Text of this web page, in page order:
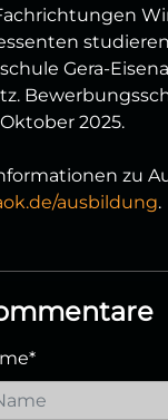
Gera-
Oktober 2025.
zu
ausbildung.
*